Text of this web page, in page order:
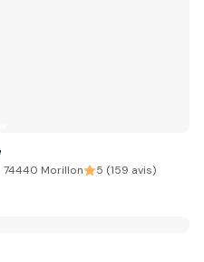
74440 Morillon
5 (159 avis)